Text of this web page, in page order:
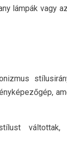
lámpák vagy
váltottak,